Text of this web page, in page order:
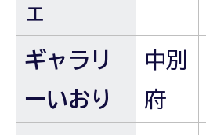
ェ
ギャラリ
ーいおり
中別
府